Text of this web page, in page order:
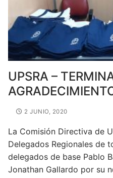
UPSRA –
2 JUNIO, 2020
La Comisión Directiva de
Delegados Regionales de
delegados de base Pablo
Jonathan Gallardo por su